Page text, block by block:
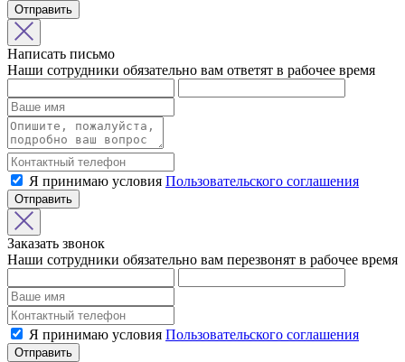
Отправить
Написать письмо
Наши сотрудники обязательно вам ответят в рабочее время
Я принимаю условия Пользовательского соглашения
Отправить
Заказать звонок
Наши сотрудники обязательно вам перезвонят в рабочее время
Я принимаю условия Пользовательского соглашения
Отправить